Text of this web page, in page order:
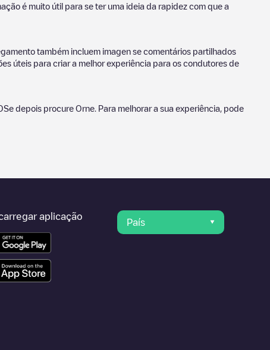
é muito útil para se ter uma ideia da rapidez com que a
também incluem imagen se comentários partilhados
úteis para criar a melhor experiência para os condutores de
depois procure Orne . Para melhorar a sua experiência, pode
aplicação
País